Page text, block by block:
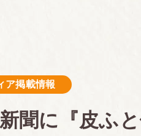
ア掲載情報
聞に『皮ふ